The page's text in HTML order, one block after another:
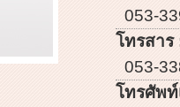
053-
โทรสาร
053-
โทรศัพ